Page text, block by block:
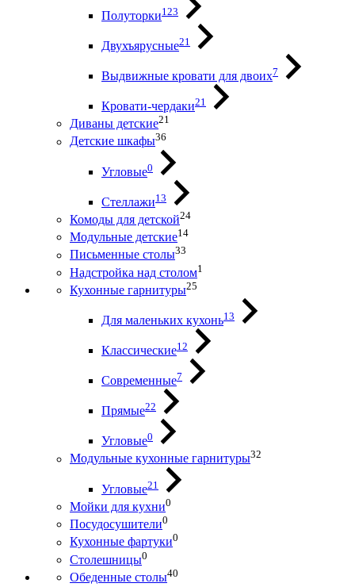
Полуторки123
Двухъярусные21
Выдвижные кровати для двоих7
Кровати-чердаки21
Диваны детские21
Детские шкафы36
Угловые0
Стеллажи13
Комоды для детской24
Модульные детские14
Письменные столы33
Надстройка над столом1
Кухонные гарнитуры25
Для маленьких кухонь13
Классические12
Современные7
Прямые22
Угловые0
Модульные кухонные гарнитуры32
Угловые21
Мойки для кухни0
Посудосушители0
Кухонные фартуки0
Столешницы0
Обеденные столы40